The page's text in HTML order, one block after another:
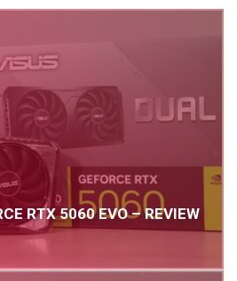
RTX 5060 EVO – REVIEW